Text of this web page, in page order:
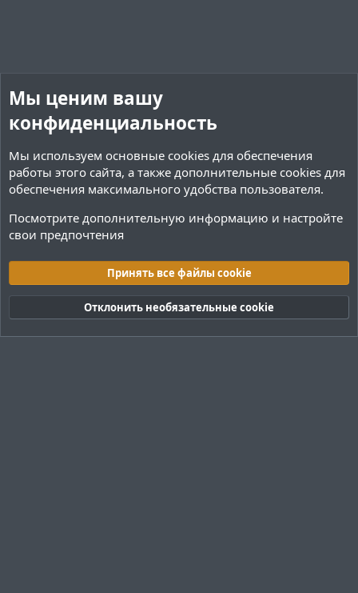
Cookies Тёмная (2020)
Русский (RU)
Обратная связь
Условия и правила
Политика конфиденциальности
Помощь
R
Мы ценим вашу
конфиденциальность
Мы используем основные cookies для обеспечения
работы этого сайта, а также дополнительные cookies для
обеспечения максимального удобства пользователя.
Посмотрите дополнительную информацию и настройте
свои предпочтения
Принять все файлы cookie
Отклонить необязательные cookie